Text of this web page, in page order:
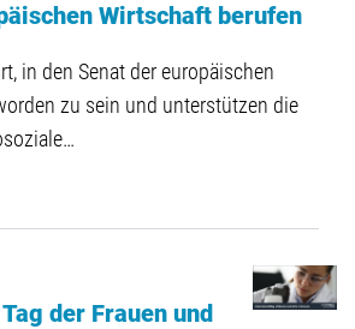
Wirtschaft berufen
in den Senat der europäischen
zu sein und unterstützen die
der Frauen und